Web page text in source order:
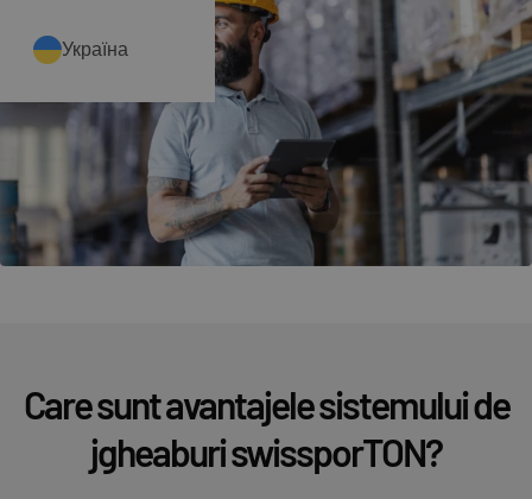
Care sunt avantajele sistemului de
jgheaburi swissporTON?
Україна